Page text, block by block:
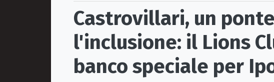
Castrovillari, un
l'inclusione: il Lions
banco speciale per